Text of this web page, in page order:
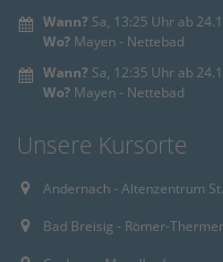
Wann? Sa, 13:25 Uhr ab
Wo? Mayen - Nettebad
Wann? Sa, 12:35 Uhr ab
Wo? Mayen - Nettebad
Unsere Kursorte
Andernach - Altenzentrum
Bad Breisig - Römer-